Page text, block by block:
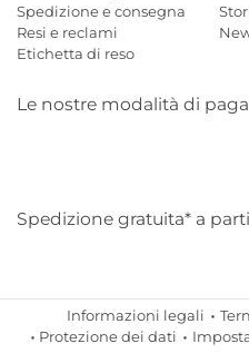
Spedizione e consegna
Resi e reclami
Etichetta di reso
Le nostre modalità di
Spedizione gratuita* a
Informazioni legali
Protezione dei dati